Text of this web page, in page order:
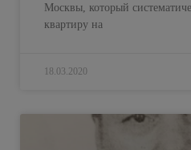
Москвы, который
квартиру на
18.03.2020